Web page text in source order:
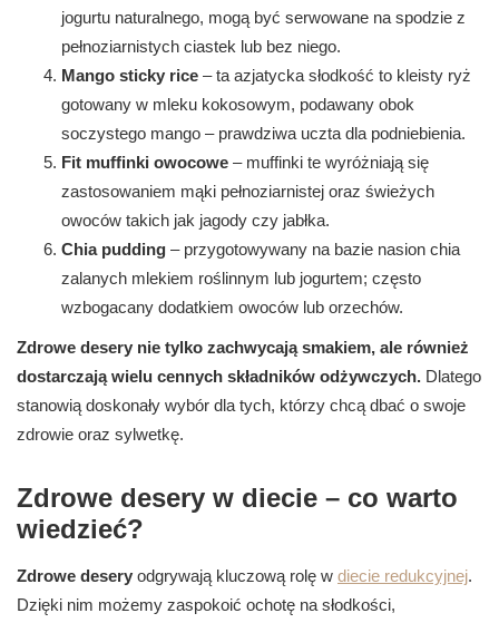
jogurtu naturalnego, mogą być serwowane na spodzie z
pełnoziarnistych ciastek lub bez niego.
Mango sticky rice – ta azjatycka słodkość to kleisty ryż
gotowany w mleku kokosowym, podawany obok
soczystego mango – prawdziwa uczta dla podniebienia.
Fit muffinki owocowe – muffinki te wyróżniają się
zastosowaniem mąki pełnoziarnistej oraz świeżych
owoców takich jak jagody czy jabłka.
Chia pudding – przygotowywany na bazie nasion chia
zalanych mlekiem roślinnym lub jogurtem; często
wzbogacany dodatkiem owoców lub orzechów.
Zdrowe desery nie tylko zachwycają smakiem, ale również
dostarczają wielu cennych składników odżywczych. Dlatego
stanowią doskonały wybór dla tych, którzy chcą dbać o swoje
zdrowie oraz sylwetkę.
Zdrowe desery w diecie – co warto
wiedzieć?
Zdrowe desery odgrywają kluczową rolę w diecie redukcyjnej.
Dzięki nim możemy zaspokoić ochotę na słodkości,